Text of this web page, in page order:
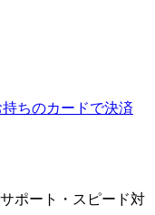
ちのカードで決済
ポート・スピード対